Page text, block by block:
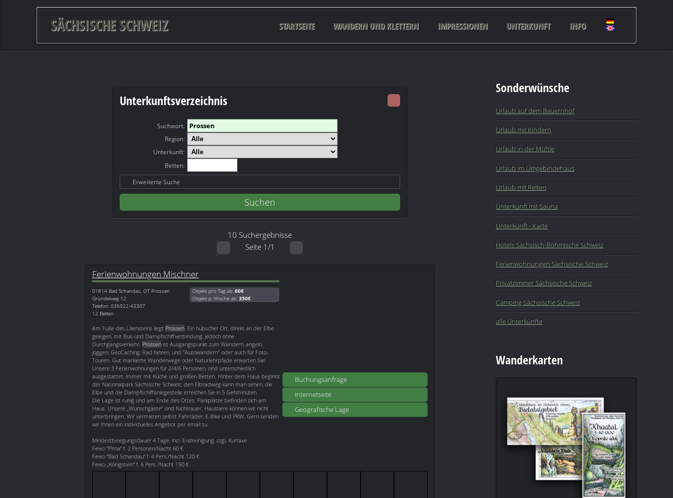
SÄCHSISCHE SCHWEIZ STARTSEITE WANDERN UND KLETTERN IMPRESSIONEN UNTERKUNFT INFO
Unterkunftsverzeichnis
Suchwort:
Region:
Unterkunft:
Betten:
Erweiterte Suche
10 Suchergebnisse
Seite 1/1
Buchungsanfrage
Internetseite
Geografische Lage
Ferienwohnungen Mischner
01814 Bad Schandau, OT Prossen
Gründelweg 12
Telefon: 035022-43307
12 Betten
Objekt pro Tag ab: 60€
Objekt p. Woche ab: 350€
Am Fuße des Liliensteins liegt Prossen. Ein hübscher Ort, direkt an der Elbe
gelegen, mit Bus-und Dampfschiffverbindung, jedoch ohne
Durchgangsverkehr. Prossen ist Ausgangspunkt zum Wandern, angeln,
joggen, GeoCaching, Rad fahren, und "Autowandern" oder auch für Foto-
Touren. Gut markierte Wanderwege oder Naturlehrpfade erwarten Sie!
Unsere 3 Ferienwohnungen für 2/4/6 Personen, sind unterschiedlich
ausgestattet, immer mit Küche und großen Betten. Hinter dem Haus beginnt
der Nationalpark Sächsische Schweiz, den Elbradweg kann man sehen, die
Elbe und die Dampfschiffanlegestelle erreichen Sie in 5 Gehminuten.
Die Lage ist ruhig und am Ende des Ortes. Parkplätze befinden sich am
Haus. Unsere „Wunschgäste“ sind Nichtrauer. Haustiere können wir nicht
unterbringen. Wir vermieten selbst Fahrräder, E-Bike und PKW. Gern senden
wir Ihnen ein individuelles Angebot per email zu.
Mindestbelegungsdauer 4 Tage, incl. Endreinigung, zzgl. Kurtaxe
Fewo “Pirna“ f. 2 Personen/Nacht 60 €
Fewo “Bad Schandau“ f. 4 Pers./Nacht 120 €
Fewo „Königstein“ f. 6 Pers./Nacht 150 €
Sonderwünsche
Urlaub auf dem Bauernhof
Urlaub mit Kindern
Urlaub in der Mühle
Urlaub im Umgebindehaus
Urlaub mit Reiten
Unterkunft mit Sauna
Unterkunft - Karte
Hotels Sächsisch-Böhmische Schweiz
Ferienwohnungen Sächsische Schweiz
Privatzimmer Sächsische Schweiz
Camping Sächsische Schweiz
alle Unterkünfte
Wanderkarten